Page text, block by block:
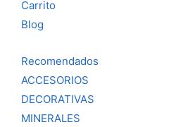
Carrito
Blog
Recomendados
ACCESORIOS
DECORATIVAS
MINERALES